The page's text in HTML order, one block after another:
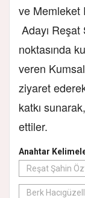
ve Memleket
Adayı Reşat
noktasında
veren
ziyaret
katkı
ettiler.
Anahtar
Reşat Şahin
Berk